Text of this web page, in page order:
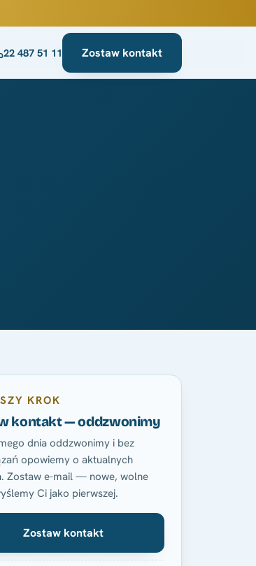
22 487 51 11 Zostaw kontakt
KROK
kontakt — oddzwonimy
dnia oddzwonimy i bez
opowiemy o aktualnych
Zostaw e-mail — nowe, wolne
Ci jako pierwszej.
Zostaw kontakt